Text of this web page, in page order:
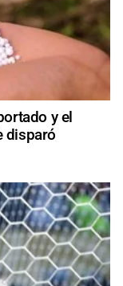
y el
disparó